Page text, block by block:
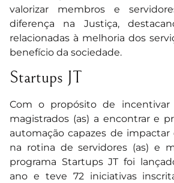
valorizar membros e
diferença na Justiça,
relacionadas à melhoria dos
benefício da sociedade.
Startups JT
Com o propósito de incentivar
magistrados (as) a encontrar e
automação capazes de impactar
na rotina de servidores (as) e
programa Startups JT foi
ano e teve 72 iniciativas